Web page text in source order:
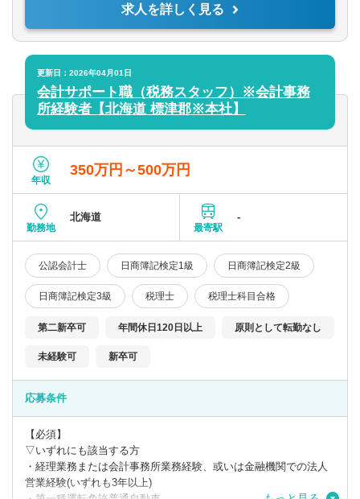
計画書の作成支援、事業承継プランの立案支援 ほか
求人を詳しく見る
更新日：2026年04月01日
会計サポート職（税務スタッフ）※会計事務
所経験者【北海道 標津郡※本社】
年収
350万円～500万円
勤務地
北海道
最寄駅
-
公認会計士 日商簿記検定1級 日商簿記検定2級
日商簿記検定3級 税理士 税理士科目合格
第二新卒可 年間休日120日以上 原則として転勤なし
未経験可 新卒可
応募条件
【必須】
▽いずれにも該当する方
・経理業務または会計事務所業務経験、或いは金融機関での法人
営業経験(いずれも3年以上)